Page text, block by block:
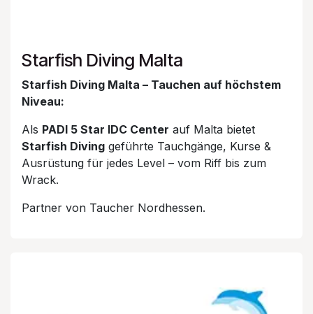
Starfish Diving Malta
Starfish Diving Malta – Tauchen auf höchstem
Niveau:
Als PADI 5 Star IDC Center auf Malta bietet
Starfish Diving geführte Tauchgänge, Kurse &
Ausrüstung für jedes Level – vom Riff bis zum
Wrack.
Partner von Taucher Nordhessen.